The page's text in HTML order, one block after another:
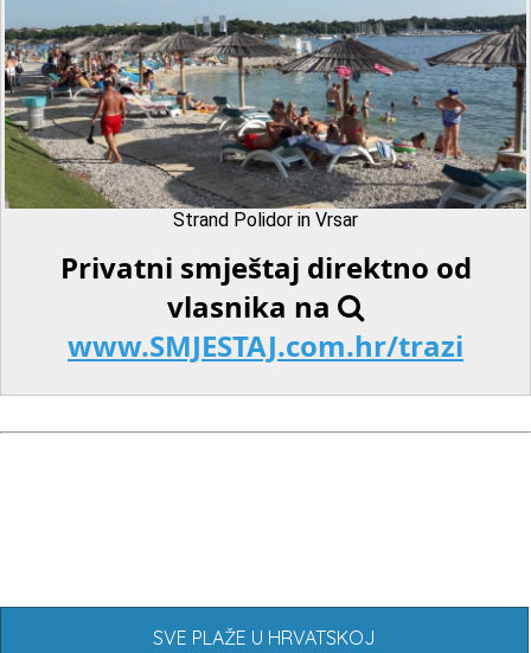
Strand Polidor in Vrsar
Privatni smještaj direktno od
vlasnika na
www.SMJESTAJ.com.hr/trazi
SVE PLAŽE U HRVATSKOJ